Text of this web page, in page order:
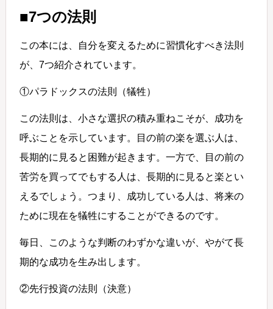
■7つの法則
この本には、自分を変えるために習慣化すべき法則
が、7つ紹介されています。
①パラドックスの法則（犠牲）
この法則は、小さな選択の積み重ねこそが、成功を
呼ぶことを示しています。目の前の楽を選ぶ人は、
長期的に見ると困難が起きます。一方で、目の前の
苦労を買ってでもする人は、長期的に見ると楽とい
えるでしょう。つまり、成功している人は、将来の
ために現在を犠牲にすることができるのです。
毎日、このような判断のわずかな違いが、やがて長
期的な成功を生み出します。
②先行投資の法則（決意）